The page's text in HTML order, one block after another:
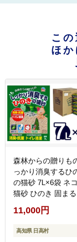
こ
ほ
森林からの贈りも
っかり消臭するひ
の猫砂 7L×6袋 ネ
猫砂 ひのき 固まる
11,000円
高知県 日高村